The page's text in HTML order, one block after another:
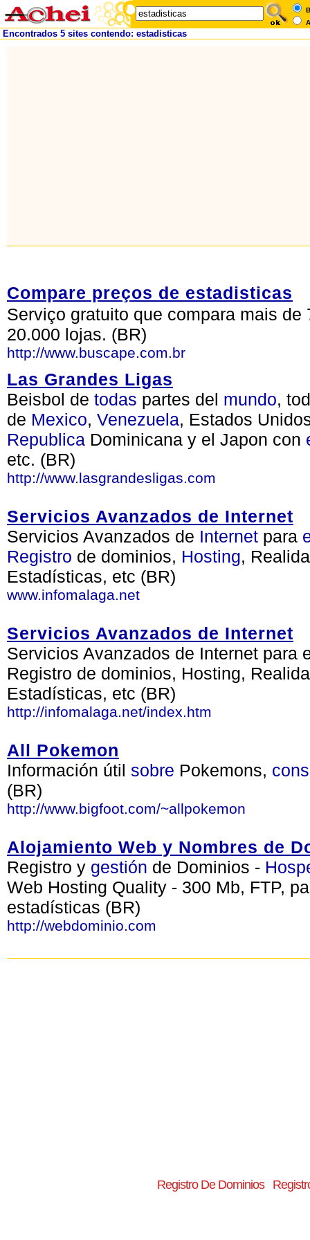
Encontrados 5 sites contendo: estadisticas
Compare preços de estadisticas
Serviço gratuito que compara mais
20.000 lojas. (BR)
http://www.buscape.com.br
Las Grandes Ligas
Beisbol de todas partes del mundo,
de Mexico, Venezuela, Estados
Republica Dominicana y el Japon con
etc. (BR)
http://www.lasgrandesligas.com
Servicios Avanzados de Internet
Servicios Avanzados de Internet para
Registro de dominios, Hosting,
Estadísticas, etc (BR)
www.infomalaga.net
Servicios Avanzados de Internet
Servicios Avanzados de Internet para
Registro de dominios, Hosting,
Estadísticas, etc (BR)
http://infomalaga.net/index.htm
All Pokemon
Información útil sobre Pokemons,
(BR)
http://www.bigfoot.com/~allpokemon
Alojamiento Web y Nombres de
Registro y gestión de Dominios -
Web Hosting Quality - 300 Mb, FTP,
estadísticas (BR)
http://webdominio.com
Registro De Dominios